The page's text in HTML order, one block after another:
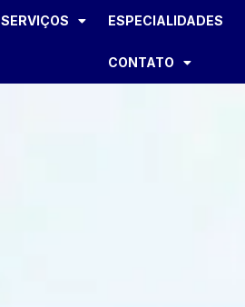
SERVIÇOS ESPECIALIDADES
CONTATO